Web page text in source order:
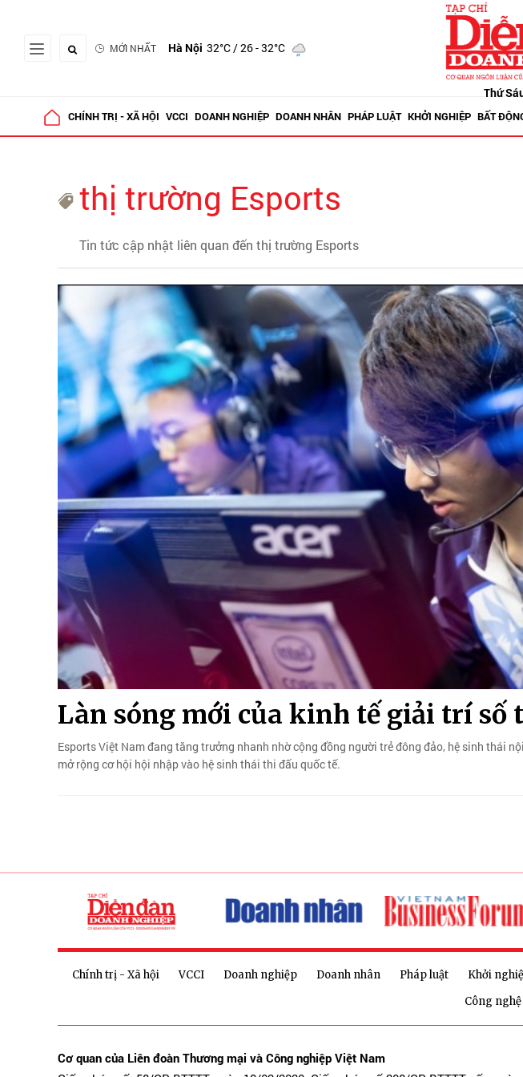
MỚI NHẤT Hà Nội 32°C/ 26 - 32°C
Thứ
CHÍNH TRỊ - XÃ HỘI VCCI DOANH NGHIỆP DOANH NHÂN PHÁP LUẬT KHỞI NGHIỆP BẤT
thị trường Esports
Tin tức cập nhật liên quan đến thị trường Esports
Làn sóng mới của kinh tế giải trí số
Esports Việt Nam đang tăng trưởng nhanh nhờ cộng đồng người trẻ đông đảo, hệ sinh thái
mở rộng cơ hội hội nhập vào hệ sinh thái thi đấu quốc tế.
Chính trị - Xã hội VCCI Doanh nghiệp Doanh nhân Pháp luật Khởi
Công nghệ
Cơ quan của Liên đoàn Thương mại và Công nghiệp Việt Nam